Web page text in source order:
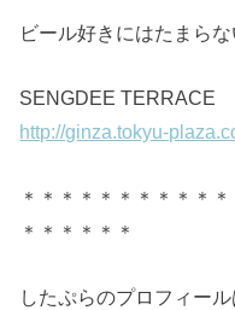
ビール好きにはたまらな
SENGDEE TERRACE
http://ginza.tokyu-
＊＊＊＊＊＊＊＊＊＊
＊＊＊＊＊＊
したぷらのプロフィール